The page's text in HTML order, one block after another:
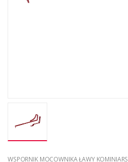
WSPORNIK MOCOWNIKA ŁAWY